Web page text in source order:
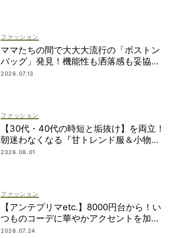
ファッション
ママたちの間で大大大流行の「ボストン
バッグ」発見！機能性も洒落感も妥協し
ない
2026.07.13
ファッション
【30代・40代の時短と垢抜け】を両立！
朝迷わなくなる『甘トレンド服＆小物』
最旬カタログ
2026.08.01
ファッション
【アンテプリマetc.】8000円台から！い
つものコーデに華やかアクセントを加え
る「甘ちびバッグ」9選
2026.07.24